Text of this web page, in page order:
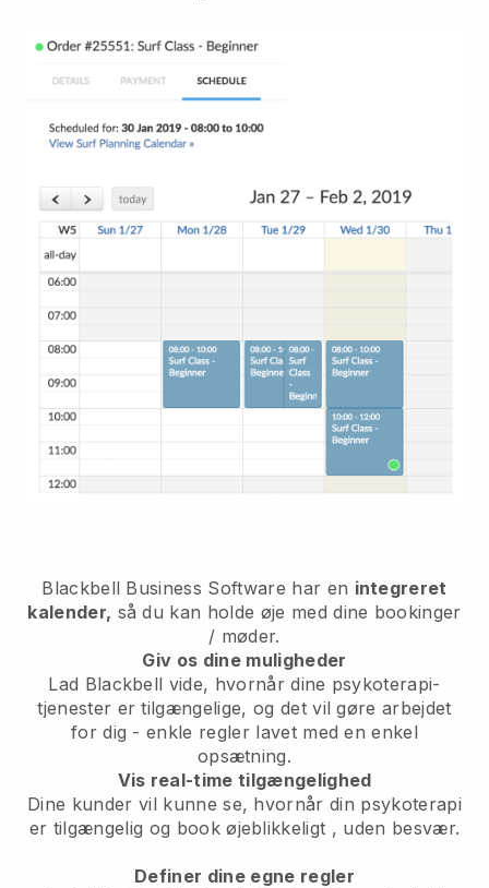
Blackbell Business Software har en integreret
kalender, så du kan holde øje med dine bookinger
/ møder.
Giv os dine muligheder
Lad Blackbell vide, hvornår dine psykoterapi-
tjenester er tilgængelige, og det vil gøre arbejdet
for dig - enkle regler lavet med en enkel
opsætning.
Vis real-time tilgængelighed
Dine kunder vil kunne se, hvornår din psykoterapi
er tilgængelig og book øjeblikkeligt , uden besvær.
Definer dine egne regler